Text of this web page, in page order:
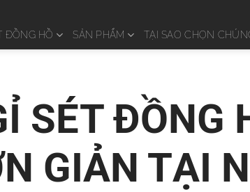
ĐỒNG HỒ SẢN PHẨM TẠI SAO CHỌN
SÉT ĐỒNG
GIẢN TẠI